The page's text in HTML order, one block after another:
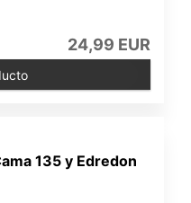
24,99 EUR
135 y Edredon